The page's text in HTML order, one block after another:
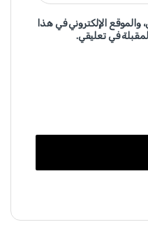
والموقع الإلكتروني في هذا
في تعليقي.